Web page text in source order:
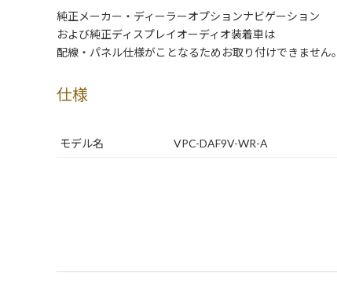
純正メーカー・ディーラーオプションナビゲーション
および純正ディスプレイオーディオ装着車は
配線・パネル仕様がことなるためお取り付けできません。
仕様
モデル名 VPC-DAF9V-WR-A